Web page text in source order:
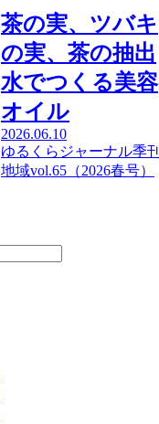
茶の実、ツバキ
の実、茶の抽出
水でつくる美容
オイル
2026.06.10
ゆるくらジャーナル季刊
地域vol.65（2026春号）